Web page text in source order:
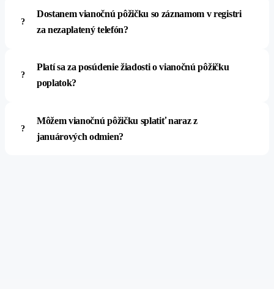
Dostanem vianočnú pôžičku so záznamom v registri
za nezaplatený telefón?
Platí sa za posúdenie žiadosti o vianočnú pôžičku
poplatok?
Môžem vianočnú pôžičku splatiť naraz z
januárových odmien?